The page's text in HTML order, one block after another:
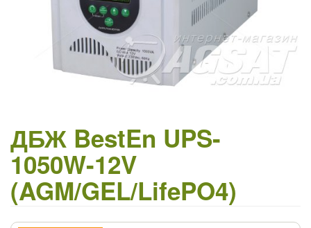
ДБЖ BestEn UPS-
1050W-12V
(AGM/GEL/LifePO4)